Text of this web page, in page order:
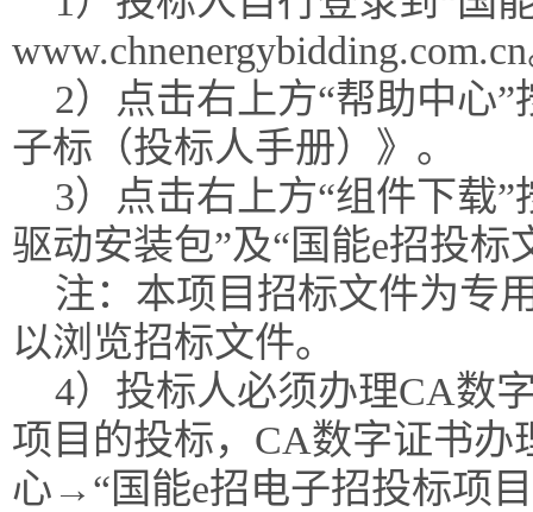
2）点击右上方“帮助中心
子标（投标人手册）》。
3）点击右上方“组件下载
驱动安装包”及“国能e招投标
注：本项目招标文件为专
以浏览招标文件。
4）投标人必须办理CA数
项目的投标，CA数字证书
心→“国能e招电子招投标项